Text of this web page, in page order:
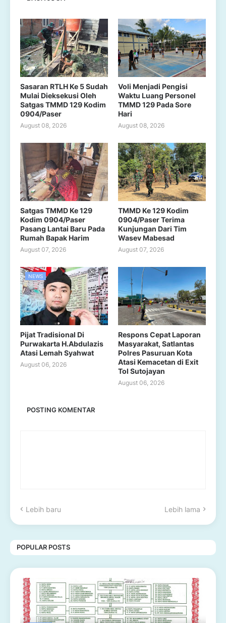
Sasaran RTLH Ke 5 Sudah
Mulai Dieksekusi Oleh
Satgas TMMD 129 Kodim
0904/Paser
August 08, 2026
Voli Menjadi Pengisi
Waktu Luang Personel
TMMD 129 Pada Sore
Hari
August 08, 2026
Satgas TMMD Ke 129
Kodim 0904/Paser
Pasang Lantai Baru Pada
Rumah Bapak Harim
August 07, 2026
TMMD Ke 129 Kodim
0904/Paser Terima
Kunjungan Dari Tim
Wasev Mabesad
August 07, 2026
NEWS
Pijat Tradisional Di
Purwakarta H.Abdulazis
Atasi Lemah Syahwat
August 06, 2026
Respons Cepat Laporan
Masyarakat, Satlantas
Polres Pasuruan Kota
Atasi Kemacetan di Exit
Tol Sutojayan
August 06, 2026
POSTING KOMENTAR
Lebih baru Lebih lama
POPULAR POSTS